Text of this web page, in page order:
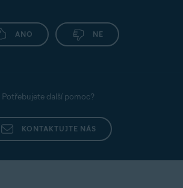
ANO NE
Potřebujete další pomoc?
KONTAKTUJTE NÁS